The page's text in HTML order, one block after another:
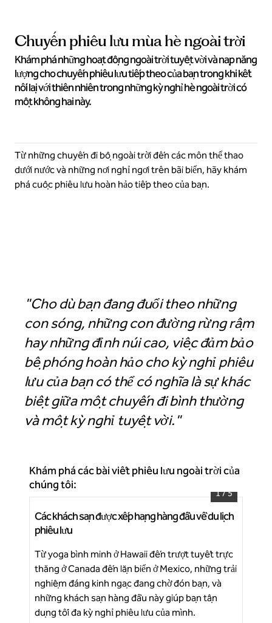
Chuyến phiêu lưu mùa hè ngoài trời
Khám phá những hoạt động ngoài trời tuyệt vời và nạp năng
lượng cho chuyến phiêu lưu tiếp theo của bạn trong khi kết
nối lại với thiên nhiên trong những kỳ nghỉ hè ngoài trời có
một không hai này.
Từ những chuyến đi bộ ngoài trời đến các môn thể thao
dưới nước và những nơi nghỉ ngơi trên bãi biển, hãy khám
phá cuộc phiêu lưu hoàn hảo tiếp theo của bạn.
"Cho dù bạn đang đuổi theo những
con sóng, những con đường rừng rậm
hay những đỉnh núi cao, việc đảm bảo
bệ phóng hoàn hảo cho kỳ nghỉ phiêu
lưu của bạn có thể có nghĩa là sự khác
biệt giữa một chuyến đi bình thường
và một kỳ nghỉ tuyệt vời."
Khám phá các bài viết phiêu lưu ngoài trời của
chúng tôi:
Các khách sạn được xếp hạng hàng đầu về du lịch
phiêu lưu
Grand Wailea, Khu nghỉ dưỡng Waldorf Astoria
1/5
Từ yoga bình minh ở Hawaii đến trượt tuyết trực
thăng ở Canada đến lặn biển ở Mexico, những trải
nghiệm đáng kinh ngạc đang chờ đón bạn, và
những khách sạn hàng đầu này giúp bạn tận
dụng tối đa kỳ nghỉ phiêu lưu của mình.